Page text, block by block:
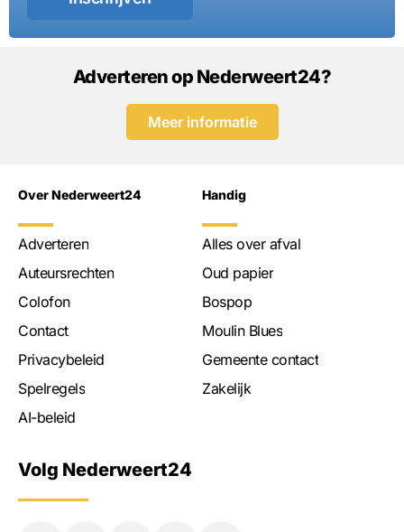
Adverteren op Nederweert24?
Meer informatie
Over Nederweert24
Adverteren
Auteursrechten
Colofon
Contact
Privacybeleid
Spelregels
AI-beleid
Handig
Alles over afval
Oud papier
Bospop
Moulin Blues
Gemeente contact
Zakelijk
Volg Nederweert24